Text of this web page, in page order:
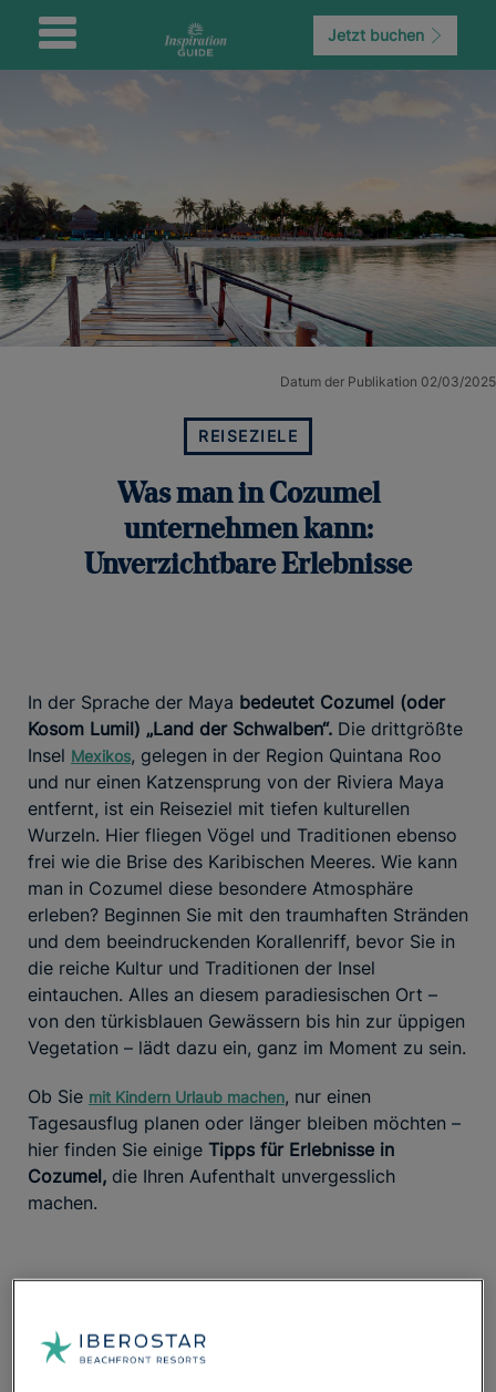
Jetzt buchen
Datum der Publikation 02/03/2025
REISEZIELE
Was man in Cozumel
unternehmen kann:
Unverzichtbare Erlebnisse
In der Sprache der Maya bedeutet Cozumel (oder
Kosom Lumil) „Land der Schwalben“. Die drittgrößte
Insel Mexikos, gelegen in der Region Quintana Roo
und nur einen Katzensprung von der Riviera Maya
entfernt, ist ein Reiseziel mit tiefen kulturellen
Wurzeln. Hier fliegen Vögel und Traditionen ebenso
frei wie die Brise des Karibischen Meeres. Wie kann
man in Cozumel diese besondere Atmosphäre
erleben? Beginnen Sie mit den traumhaften Stränden
und dem beeindruckenden Korallenriff, bevor Sie in
die reiche Kultur und Traditionen der Insel
eintauchen. Alles an diesem paradiesischen Ort –
von den türkisblauen Gewässern bis hin zur üppigen
Vegetation – lädt dazu ein, ganz im Moment zu sein.
Ob Sie mit Kindern Urlaub machen, nur einen
Tagesausflug planen oder länger bleiben möchten –
hier finden Sie einige Tipps für Erlebnisse in
Cozumel, die Ihren Aufenthalt unvergesslich
machen.